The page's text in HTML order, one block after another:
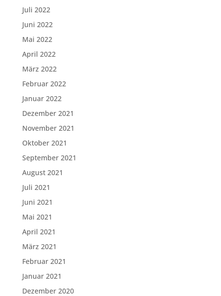
Juli 2022
Juni 2022
Mai 2022
April 2022
März 2022
Februar 2022
Januar 2022
Dezember 2021
November 2021
Oktober 2021
September 2021
August 2021
Juli 2021
Juni 2021
Mai 2021
April 2021
März 2021
Februar 2021
Januar 2021
Dezember 2020